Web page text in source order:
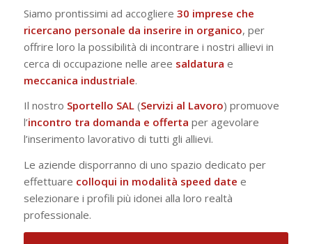
Siamo prontissimi ad accogliere 30 imprese che
ricercano personale da inserire in organico, per
offrire loro la possibilità di incontrare i nostri allievi in
cerca di occupazione nelle aree saldatura e
meccanica industriale.
Il nostro Sportello SAL(Servizi al Lavoro) promuove
l’incontro tra domanda e offerta per agevolare
l’inserimento lavorativo di tutti gli allievi.
Le aziende disporranno di uno spazio dedicato per
effettuare colloqui in modalità speed date e
selezionare i profili più idonei alla loro realtà
professionale.